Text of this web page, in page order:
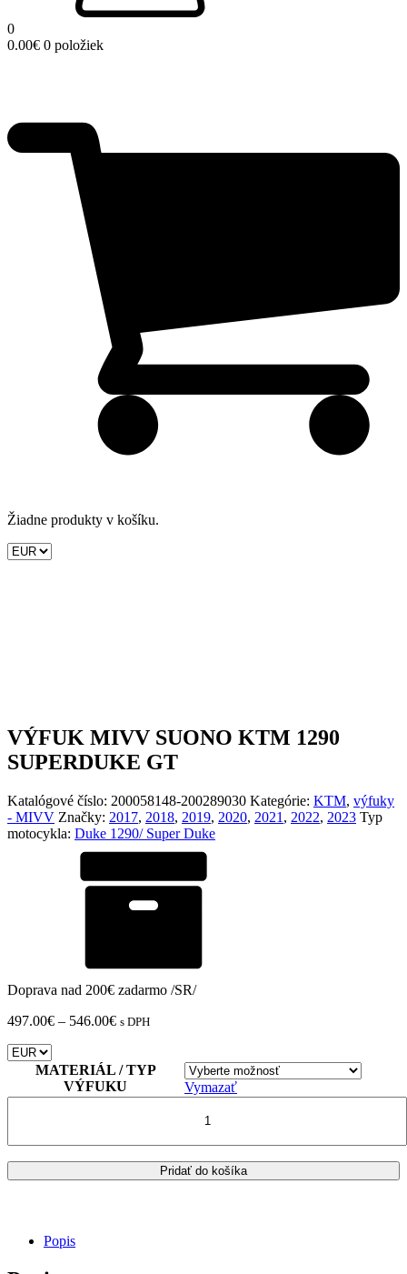
0
0.00€ 0 položiek
Žiadne produkty v košíku.
VÝFUK MIVV SUONO KTM 1290
SUPERDUKE GT
Katalógové číslo: 200058148-200289030 Kategórie: KTM, výfuky
- MIVV Značky: 2017, 2018, 2019, 2020, 2021 , 2022, 2023 Typ
motocykla: Duke 1290/ Super Duke
Doprava nad 200€ zadarmo /SR/
497.00€ – 546.00€Price
through
546.00€
s DPH
MATERIÁL / TYP
VÝFUKU
Vymazať
KTM
1290
Pridať do košíka
Popis